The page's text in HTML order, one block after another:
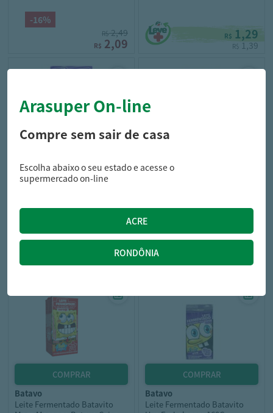
-16%
R$2,49
R$ 2,09 R$ 1,29
R$ 1,39
bob esponja
Leite Fermentado Elegê Bob
1,29
R$1,39
batavo
Leite Fermentado Batavito
batavo
Leite Fermentado Batavito
Arasuper On-line
Compre sem sair de casa
Escolha abaixo o seu estado e acesse o
supermercado on-line